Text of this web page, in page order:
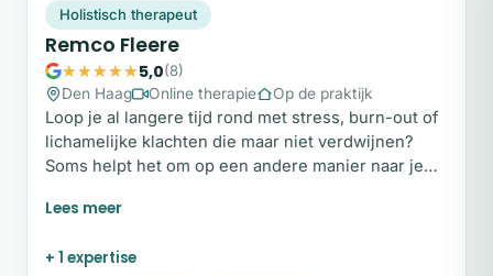
Plek beschikbaar
Holistisch therapeut
Remco Fleere
5,0(8)
Den Haag
Online therapie Op de praktijk
Loop je al langere tijd rond met stress, burn-out of
lichamelijke klachten die maar niet verdwijnen?
Soms helpt het om op een andere manier naar je
centraal staan. Ik ben Remco Fleere, gecertificeerd
help ik je om meer rust en balans te ervaren. Wil je
+ 1 expertise